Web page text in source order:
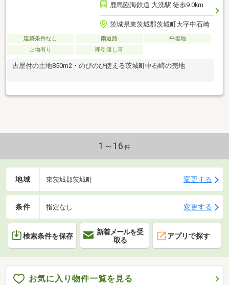
鹿島臨海鉄道 大洗駅 徒歩9.0km
茨城県東茨城郡茨城町大字中石崎
建築条件なし 南道路
平坦地
上物有り
即引渡し可
古屋付の土地850m2・のびのび使える茨城町中石崎の売地
1～16 件
地域 東茨城郡茨城町 変更する
条件 指定なし 変更する
検索条件を保存
新着メールを受
取る
アプリで探す
お気に入り物件一覧を見る